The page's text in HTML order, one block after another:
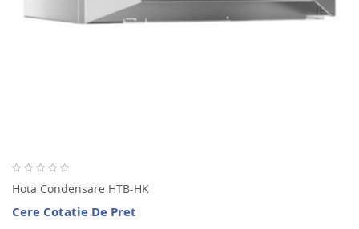
Hota Condensare HTB-HK
Cere Cotatie De Pret